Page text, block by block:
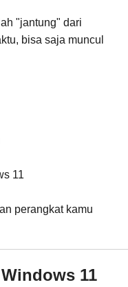
"jantung" dari
bisa saja muncul
11
perangkat kamu
11